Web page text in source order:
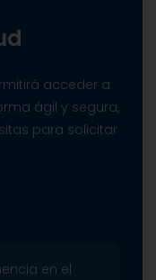
acceder a
ágil y segura,
para solicitar
en el